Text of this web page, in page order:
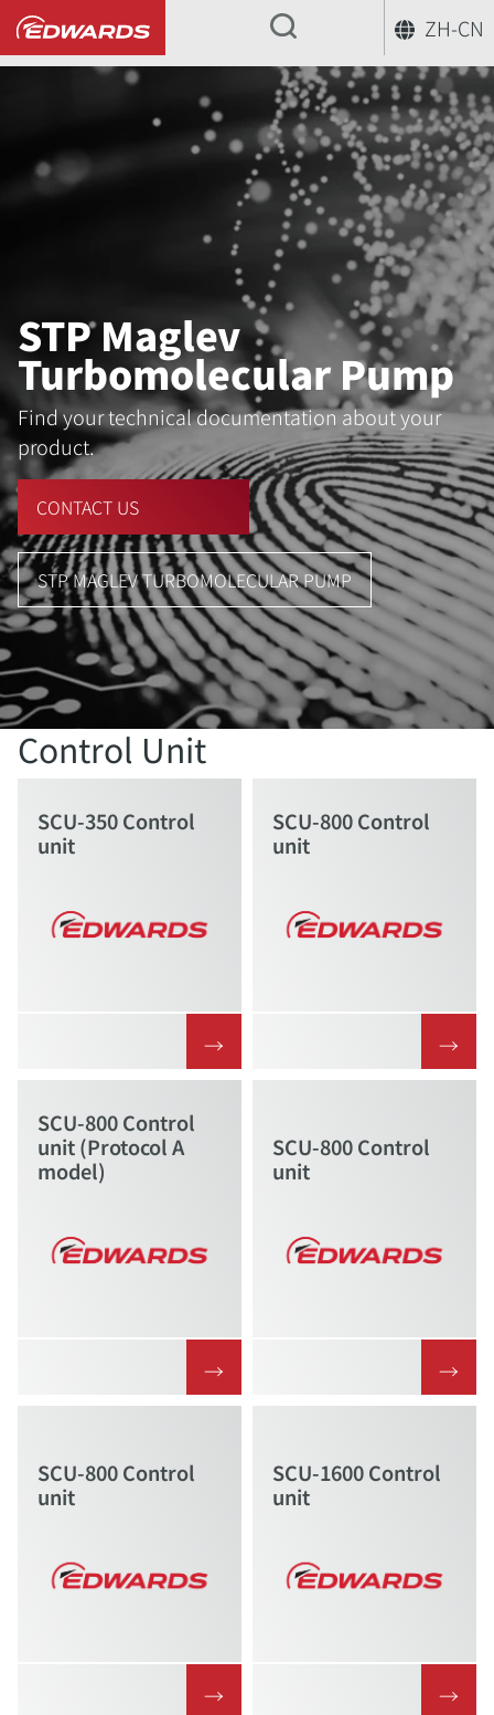
ZH-CN
...
STP Maglev
Turbomolecular Pump
Find your technical documentation about your
product.
CONTACT US
STP MAGLEV TURBOMOLECULAR PUMP
Control Unit
SCU-350 Control
unit
→
SCU-800 Control
unit
→
SCU-800 Control
unit (Protocol A
model)
→
SCU-800 Control
unit
→
SCU-800 Control
unit
→
SCU-1600 Control
unit
→